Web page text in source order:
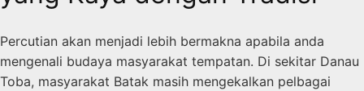
Percutian akan menjadi lebih bermakna apabila anda
mengenali budaya masyarakat tempatan. Di sekitar Danau
Toba, masyarakat Batak masih mengekalkan pelbagai